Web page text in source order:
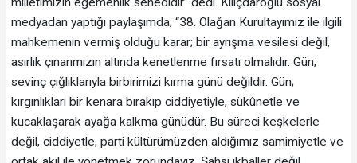
medyadan yaptığı paylaşımda; “38. Olağan Kurultayımız ile ilgili
mahkemenin vermiş olduğu karar; bir ayrışma vesilesi değil,
asırlık çınarımızın altında kenetlenme fırsatı olmalıdır. Gün;
sevinç çığlıklarıyla birbirimizi kırma günü değildir. Gün;
kırgınlıkları bir kenara bırakıp ciddiyetiyle, sükûnetle ve
kucaklaşarak ayağa kalkma günüdür. Bu süreci keşkelerle
değil, ciddiyetle, parti kültürümüzden aldığımız samimiyetle ve